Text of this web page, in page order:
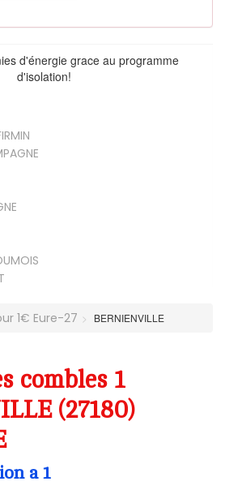
d'énergie grace au programme
d'isolation!
1€ Eure-27 BERNIENVILLE
combles 1
(27180)
a 1